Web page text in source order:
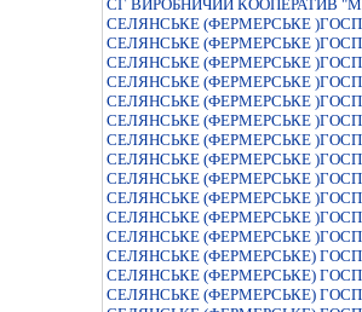
СГ ВИРОБНИЧИЙ КООПЕРАТИВ
СЕЛЯНСЬКЕ (ФЕРМЕРСЬКЕ
СЕЛЯНСЬКЕ (ФЕРМЕРСЬКЕ
СЕЛЯНСЬКЕ (ФЕРМЕРСЬКЕ
СЕЛЯНСЬКЕ (ФЕРМЕРСЬКЕ
СЕЛЯНСЬКЕ (ФЕРМЕРСЬКЕ
СЕЛЯНСЬКЕ (ФЕРМЕРСЬКЕ
СЕЛЯНСЬКЕ (ФЕРМЕРСЬКЕ
СЕЛЯНСЬКЕ (ФЕРМЕРСЬКЕ
СЕЛЯНСЬКЕ (ФЕРМЕРСЬКЕ
СЕЛЯНСЬКЕ (ФЕРМЕРСЬКЕ
СЕЛЯНСЬКЕ (ФЕРМЕРСЬКЕ
СЕЛЯНСЬКЕ (ФЕРМЕРСЬКЕ
СЕЛЯНСЬКЕ (ФЕРМЕРСЬКЕ)
СЕЛЯНСЬКЕ (ФЕРМЕРСЬКЕ)
СЕЛЯНСЬКЕ (ФЕРМЕРСЬКЕ)